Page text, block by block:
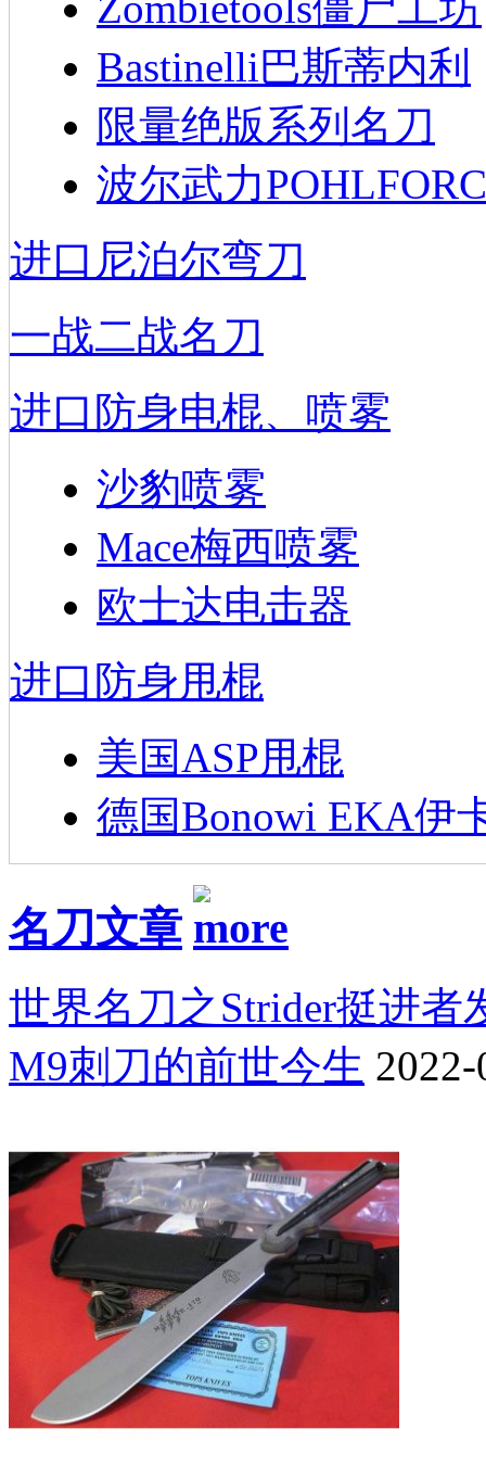
Bastinelli巴斯蒂内利
限量绝版系列名刀
波尔武力
进口尼泊尔弯刀
一战二战名刀
进口防身电棍、喷雾
沙豹喷雾
Mace梅西喷雾
欧士达电击器
进口防身甩棍
美国ASP甩棍
德国Bonowi EKA伊
名刀文章
世界名刀之Strider挺进者
M9刺刀的前世今生